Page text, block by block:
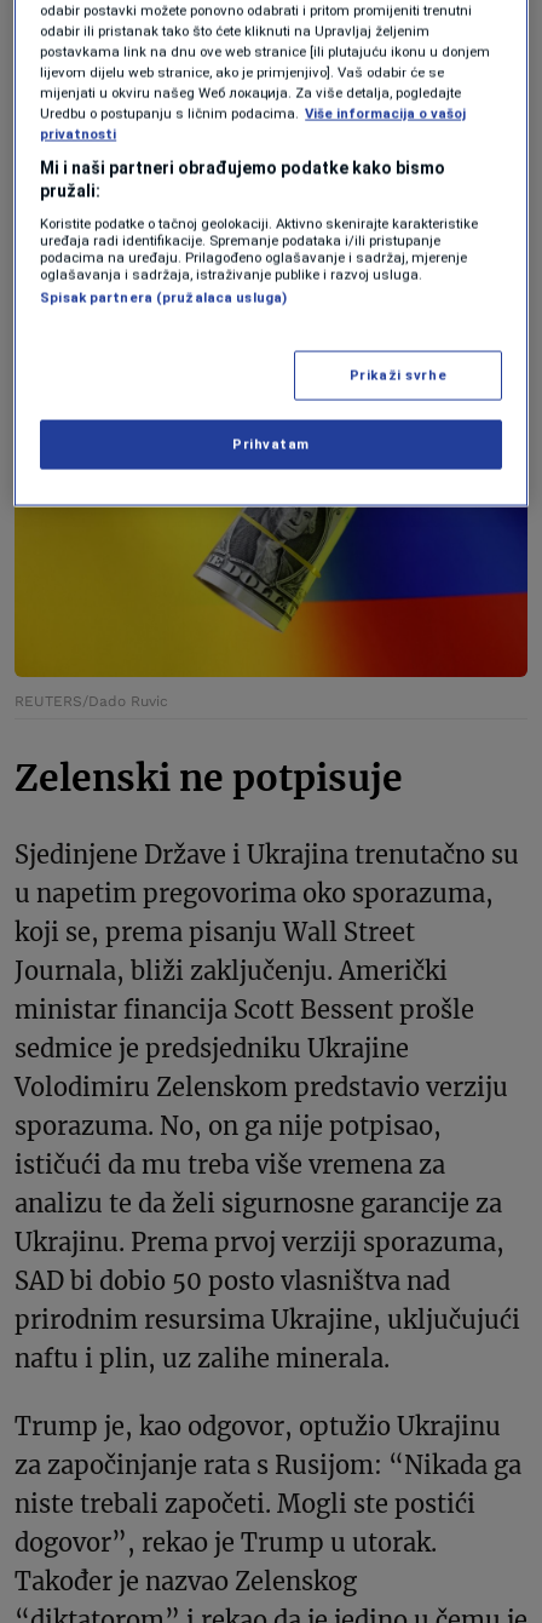
Partnerstvo s Ukrajinom kako bi se
osigurali prirodni resursi moglo bi
smanjiti ovisnost SAD-a o Kini i Rusiji u
pogledu uvoza tih minerala. Ukrajinsko
ministarstvo prirodnih resursa tvrdi da
više od polovice svjetske opskrbe uranom
dolazi upravo iz Kine i Rusije.
REUTERS/Dado Ruvic
Zelenski ne potpisuje
Sjedinjene Države i Ukrajina trenutačno su
u napetim pregovorima oko sporazuma,
koji se, prema pisanju Wall Street
Journala, bliži zaključenju. Američki
ministar financija Scott Bessent prošle
sedmice je predsjedniku Ukrajine
Volodimiru Zelenskom predstavio verziju
sporazuma. No, on ga nije potpisao,
ističući da mu treba više vremena za
analizu te da želi sigurnosne garancije za
Ukrajinu. Prema prvoj verziji sporazuma,
SAD bi dobio 50 posto vlasništva nad
prirodnim resursima Ukrajine, uključujući
naftu i plin, uz zalihe minerala.
Trump je, kao odgovor, optužio Ukrajinu
za započinjanje rata s Rusijom: “Nikada ga
niste trebali započeti. Mogli ste postići
dogovor”, rekao je Trump u utorak.
Također je nazvao Zelenskog
odabir postavki možete ponovno odabrati i pritom promijeniti trenutni
odabir ili pristanak tako što ćete kliknuti na Upravljaj željenim
postavkama link na dnu ove web stranice [ili plutajuću ikonu u donjem
lijevom dijelu web stranice, ako je primjenjivo]. Vaš odabir će se
mijenjati u okviru našeg Wеб локација. Za više detalja, pogledajte
Uredbu o postupanju s ličnim podacima. Više informacija o vašoj
privatnosti
Mi i naši partneri obrađujemo podatke kako bismo
pružali:
Koristite podatke o tačnoj geolokaciji. Aktivno skenirajte karakteristike
uređaja radi identifikacije. Spremanje podataka i/ili pristupanje
podacima na uređaju. Prilagođeno oglašavanje i sadržaj, mjerenje
oglašavanja i sadržaja, istraživanje publike i razvoj usluga.
Spisak partnera (pružalaca usluga)
Prikaži svrhe
Prihvatam